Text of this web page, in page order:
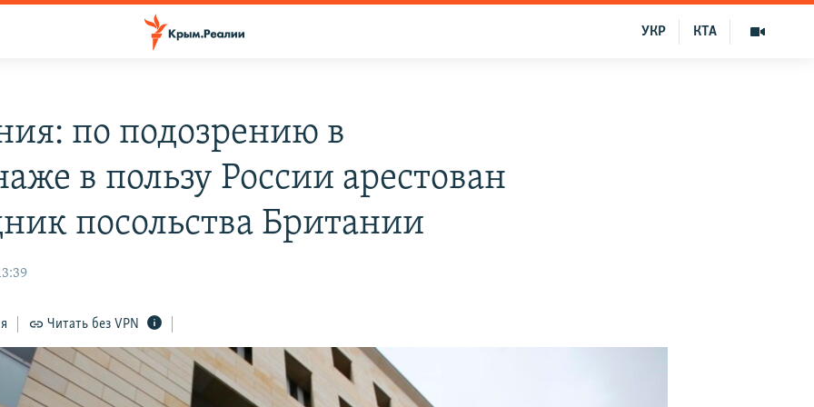
КТА
УКР
по подозрению в
в пользу России арестован
посольства Британии
Читать без VPN